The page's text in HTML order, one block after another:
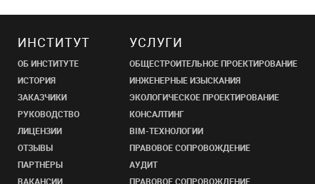
ИНСТИТУТ
ОБ ИНСТИТУТЕ
ИСТОРИЯ
ЗАКАЗЧИКИ
РУКОВОДСТВО
ЛИЦЕНЗИИ
ОТЗЫВЫ
ПАРТНЁРЫ
ВАКАНСИИ
УСЛУГИ
ОБЩЕСТРОИТЕЛЬНОЕ ПРОЕКТИРОВАНИЕ
ИНЖЕНЕРНЫЕ ИЗЫСКАНИЯ
ЭКОЛОГИЧЕСКОЕ ПРОЕКТИРОВАНИЕ
КОНСАЛТИНГ
BIM-ТЕХНОЛОГИИ
ПРАВОВОЕ СОПРОВОЖДЕНИЕ
АУДИТ
ПРАВОВОЕ СОПРОВОЖДЕНИЕ